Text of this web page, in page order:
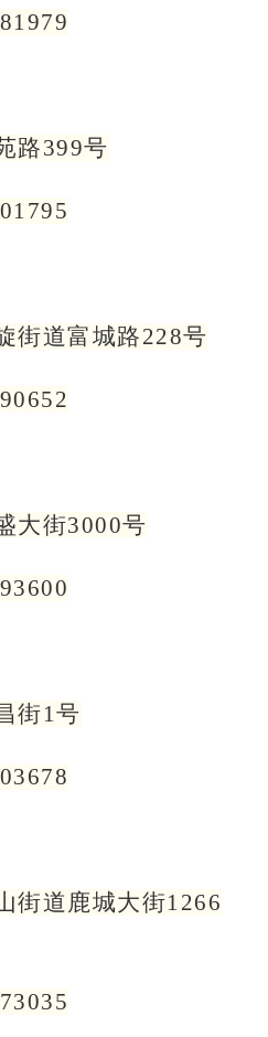
路399号
街道富城路228号
大街3000号
街1号
街道鹿城大街1266